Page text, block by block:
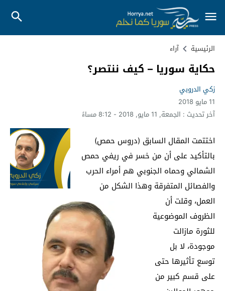
الرئيسية آراء
حكاية سوريا – كيف ننتصر؟
زكي الدروبي
11 مايو 2018
آخر تحديث : الجمعة, 11 مايو, 2018 - 8:12 مساءً
اختتمت المقال السابق (دروس حمص)
بالتأكيد على أن من خسر في ريفي حمص
الشمالي وحماه الجنوبي هم أمراء الحرب
والفصائل المتفرقة وهذا الشكل من
العمل، وقلت أن
الظروف الموضوعية
للثورة مازالت
موجودة، لا بل
توسع تأثيرها حتى
على قسم كبير من